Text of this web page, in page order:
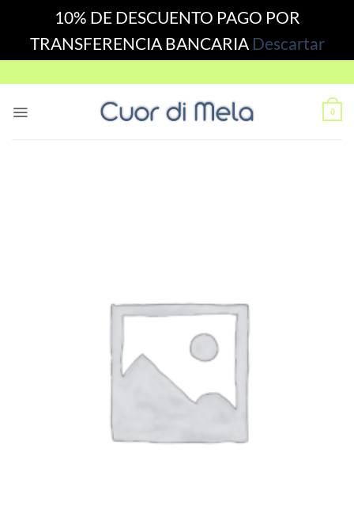
10% DE DESCUENTO PAGO POR
TRANSFERENCIA BANCARIA Descartar
to
0